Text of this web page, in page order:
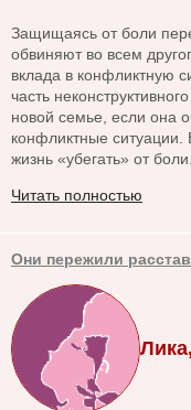
Защищаясь от боли
обвиняют во всем
вклада в конфликтную
часть
новой семье, если она
конфликтные ситуации.
жизнь «убегать» от
Читать полностью
Они пережили